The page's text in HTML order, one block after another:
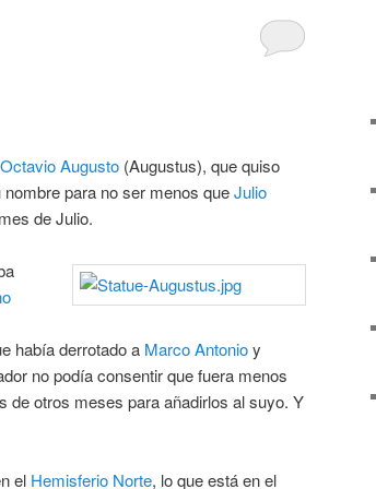
Octavio Augusto (Augustus), que quiso
para no ser menos queJulio
de Julio.
había derrotado a Marco Antonioy
no podía consentir que fuera menos
de otros meses para añadirlos al suyo. Y
el Hemisferio Norte, lo que está en el